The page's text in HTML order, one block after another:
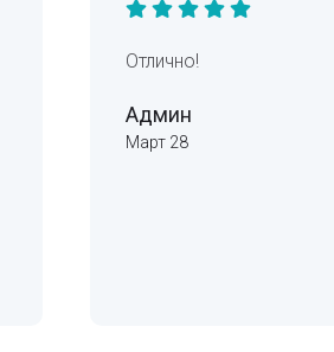
Отлично!
Админ
Март 28